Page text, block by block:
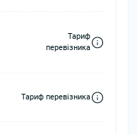
Тариф
перевізника
Тариф перевізника